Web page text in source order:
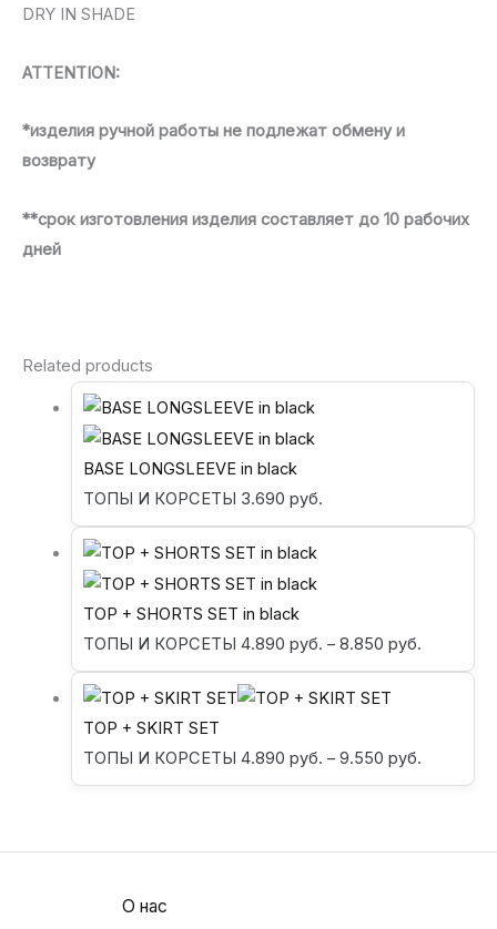
DRY IN SHADE
ATTENTION:
*изделия ручной работы не подлежат обмену и
возврату
**срок изготовления изделия составляет до 10 рабочих
дней
Related products
BASE LONGSLEEVE in black
ТОПЫ И КОРСЕТЫ 3.690 руб.
TOP + SHORTS SET in black
ТОПЫ И КОРСЕТЫ 4.890 руб. – 8.850 руб.
TOP + SKIRT SET
ТОПЫ И КОРСЕТЫ 4.890 руб. – 9.550 руб.
О нас